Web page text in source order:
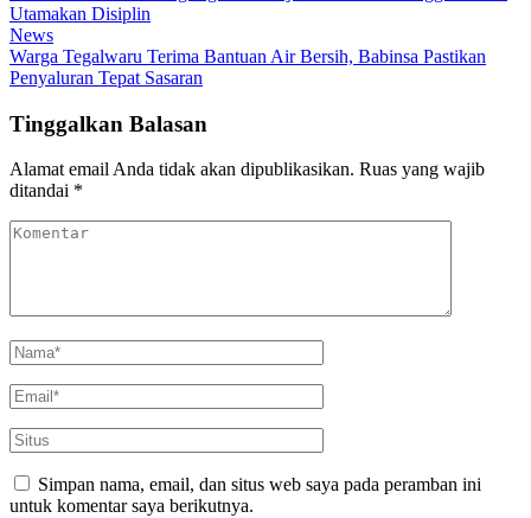
Utamakan Disiplin
News
Warga Tegalwaru Terima Bantuan Air Bersih, Babinsa Pastikan
Penyaluran Tepat Sasaran
Tinggalkan Balasan
Alamat email Anda tidak akan dipublikasikan. Ruas yang wajib
ditandai *
Simpan nama, email, dan situs web saya pada peramban ini
untuk komentar saya berikutnya.